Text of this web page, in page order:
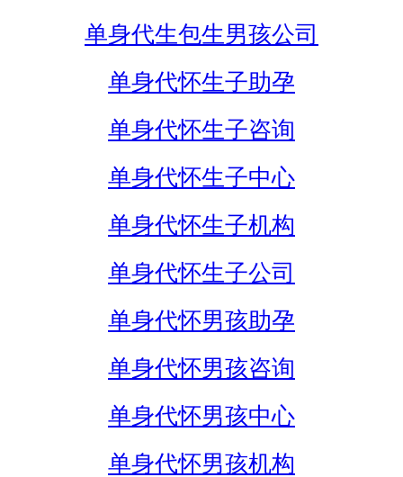
单身代生包生男孩公司
单身代怀生子助孕
单身代怀生子咨询
单身代怀生子中心
单身代怀生子机构
单身代怀生子公司
单身代怀男孩助孕
单身代怀男孩咨询
单身代怀男孩中心
单身代怀男孩机构